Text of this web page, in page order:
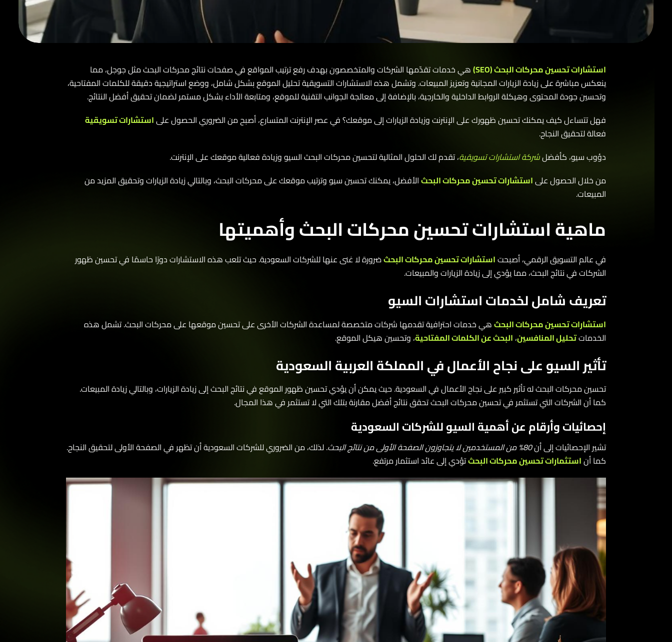
استشارات تحسين محركات البحث (SEO)
هي خدمات تقدّمها الشركات والمتخصصون بهدف رفع ترتيب المواقع في صفحات نتائج محركات البحث مثل جوجل، مما
ينعكس مباشرة على زيادة الزيارات المجانية وتعزيز المبيعات. وتشمل هذه الاستشارات التسويقية تحليل الموقع بشكل شامل، ووضع استراتيجية دقيقة للكلمات المفتاحية،
وتحسين جودة المحتوى وهيكلة الروابط الداخلية والخارجية، بالإضافة إلى معالجة الجوانب التقنية للموقع، ومتابعة الأداء بشكل مستمر لضمان تحقيق أفضل النتائج.
فهل تتساءل كيف يمكنك تحسين ظهورك على الإنترنت وزيادة الزيارات إلى موقعك؟ في عصر الإنترنت المتسارع، أصبح من الضروري الحصول علىاستشارات تسويقية
فعالة لتحقيق النجاح.
دؤوب سيو، كأفضلشركة استشارات تسويقية، تقدم لك الحلول المثالية لتحسين محركات البحث السيو وزيادة فعالية موقعك على الإنترنت.
من خلال الحصول علىاستشارات تحسين محركات البحثالأفضل، يمكنك تحسين سيو وترتيب موقعك على محركات البحث، وبالتالي زيادة الزيارات وتحقيق المزيد من
المبيعات.
ماهية استشارات تحسين محركات البحث وأهميتها
في عالم التسويق الرقمي، أصبحتاستشارات تحسين محركات البحثضرورة لا غنى عنها للشركات السعودية. حيث تلعب هذه الاستشارات دورًا حاسمًا في تحسين ظهور
الشركات في نتائج البحث، مما يؤدي إلى زيادة الزيارات والمبيعات.
تعريف شامل لخدمات استشارات السيو
استشارات تحسين محركات البحثهي خدمات احترافية تقدمها شركات متخصصة لمساعدة الشركات الأخرى على تحسين موقعها على محركات البحث. تشمل هذه
الخدماتتحليل المنافسين،البحث عن الكلمات المفتاحية، وتحسين هيكل الموقع.
تأثير السيو على نجاح الأعمال في المملكة العربية السعودية
تحسين محركات البحث له تأثير كبير على نجاح الأعمال في السعودية. حيث يمكن أن يؤدي تحسين ظهور الموقع في نتائج البحث إلى زيادة الزيارات، وبالتالي زيادة المبيعات.
كما أن الشركات التي تستثمر في تحسين محركات البحث تحقق نتائج أفضل مقارنة بتلك التي لا تستثمر في هذا المجال.
إحصائيات وأرقام عن أهمية السيو للشركات السعودية
تشير الإحصائيات إلى أن80% من المستخدمين لا يتجاوزون الصفحة الأولى من نتائج البحث
. لذلك، من الضروري للشركات السعودية أن تظهر في الصفحة الأولى لتحقيق النجاح.
كما أناستثمارات تحسين محركات البحثتؤدي إلى عائد استثمار مرتفع.